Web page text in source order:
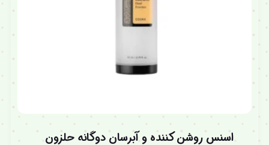
اسنس روشن کننده و آبرسان دوگانه حلزون